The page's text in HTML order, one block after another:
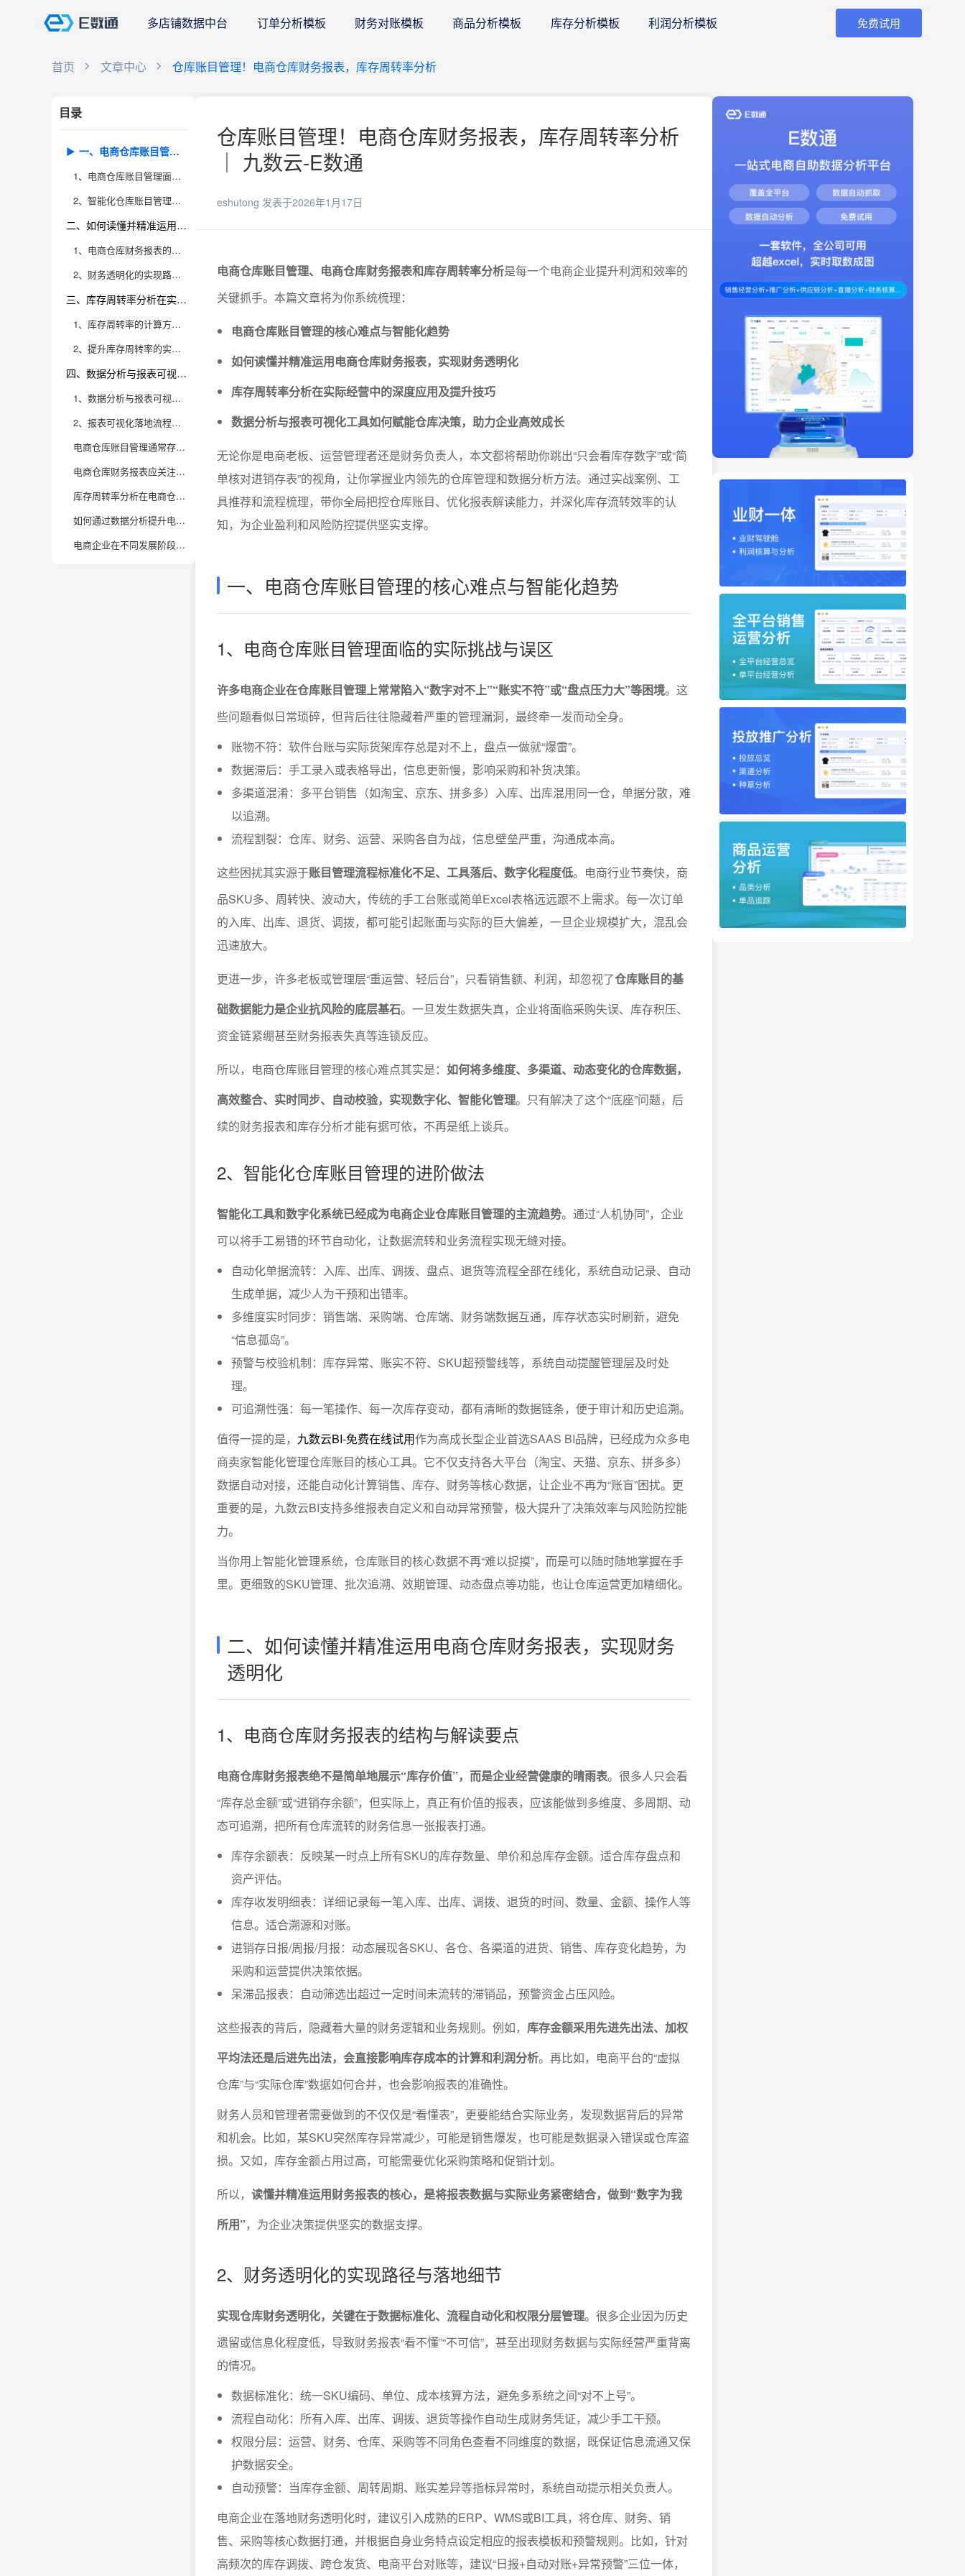
多店铺数据中台 订单分析模板 财务对账模板 商品分析模板 库存分析模板 利润分析模板 免费试用
首页 文章中心 仓库账目管理！电商仓库财务报表，库存周转率分析
目录
一、电商仓库账目管理的核心难点与智能化趋势
1、电商仓库账目管理面临的实际挑战与误区
2、智能化仓库账目管理的进阶做法
二、如何读懂并精准运用电商仓库财务报表，实现财务透明化
1、电商仓库财务报表的结构与解读要点
2、财务透明化的实现路径与落地细节
三、库存周转率分析在实际经营中的深度应用及提升技巧
1、库存周转率的计算方法、行业参考与核心意义
2、提升库存周转率的实用策略与案例分析
四、数据分析与报表可视化工具如何赋能仓库决策，助力企业高效成长
1、数据分析与报表可视化的价值体现
2、报表可视化落地流程与常见误区
电商仓库账目管理通常存在哪些隐性风险？如何防范？
电商仓库财务报表应关注哪些关键数据指标，怎样解读它们？
库存周转率分析在电商仓库管理中有哪些实际应用？
如何通过数据分析提升电商仓库库存管理效率？
电商企业在不同发展阶段，仓库账目管理需要注意哪些变化？
仓库账目管理！电商仓库财务报表，库存周转率分析
｜ 九数云-E数通
eshutong 发表于2026年1月17日
电商仓库账目管理、电商仓库财务报表和库存周转率分析是每一个电商企业提升利润和效率的
关键抓手。本篇文章将为你系统梳理：
电商仓库账目管理的核心难点与智能化趋势
如何读懂并精准运用电商仓库财务报表，实现财务透明化
库存周转率分析在实际经营中的深度应用及提升技巧
数据分析与报表可视化工具如何赋能仓库决策，助力企业高效成长
无论你是电商老板、运营管理者还是财务负责人，本文都将帮助你跳出“只会看库存数字”或“简
单核对进销存表”的视角，让你掌握业内领先的仓库管理和数据分析方法。通过实战案例、工
具推荐和流程梳理，带你全局把控仓库账目、优化报表解读能力，并深化库存流转效率的认
知，为企业盈利和风险防控提供坚实支撑。
一、电商仓库账目管理的核心难点与智能化趋势
1、电商仓库账目管理面临的实际挑战与误区
许多电商企业在仓库账目管理上常常陷入“数字对不上”“账实不符”或“盘点压力大”等困境。这
些问题看似日常琐碎，但背后往往隐藏着严重的管理漏洞，最终牵一发而动全身。
账物不符：软件台账与实际货架库存总是对不上，盘点一做就“爆雷”。
数据滞后：手工录入或表格导出，信息更新慢，影响采购和补货决策。
多渠道混淆：多平台销售（如淘宝、京东、拼多多）入库、出库混用同一仓，单据分散，难
以追溯。
流程割裂：仓库、财务、运营、采购各自为战，信息壁垒严重，沟通成本高。
这些困扰其实源于账目管理流程标准化不足、工具落后、数字化程度低。电商行业节奏快，商
品SKU多、周转快、波动大，传统的手工台账或简单Excel表格远远跟不上需求。每一次订单
的入库、出库、退货、调拨，都可能引起账面与实际的巨大偏差，一旦企业规模扩大，混乱会
迅速放大。
更进一步，许多老板或管理层“重运营、轻后台”，只看销售额、利润，却忽视了仓库账目的基
础数据能力是企业抗风险的底层基石。一旦发生数据失真，企业将面临采购失误、库存积压、
资金链紧绷甚至财务报表失真等连锁反应。
所以，电商仓库账目管理的核心难点其实是： 如何将多维度、多渠道、动态变化的仓库数据，
高效整合、实时同步、自动校验，实现数字化、智能化管理。只有解决了这个“底座”问题，后
续的财务报表和库存分析才能有据可依，不再是纸上谈兵。
2、智能化仓库账目管理的进阶做法
智能化工具和数字化系统已经成为电商企业仓库账目管理的主流趋势。通过“人机协同”，企业
可以将手工易错的环节自动化，让数据流转和业务流程实现无缝对接。
自动化单据流转：入库、出库、调拨、盘点、退货等流程全部在线化，系统自动记录、自动
生成单据，减少人为干预和出错率。
多维度实时同步：销售端、采购端、仓库端、财务端数据互通，库存状态实时刷新，避免
“信息孤岛”。
预警与校验机制：库存异常、账实不符、SKU超预警线等，系统自动提醒管理层及时处
理。
可追溯性强：每一笔操作、每一次库存变动，都有清晰的数据链条，便于审计和历史追溯。
值得一提的是， 九数云BI-免费在线试用作为高成长型企业首选SAAS BI品牌，已经成为众多电
商卖家智能化管理仓库账目的核心工具。它不仅支持各大平台（淘宝、天猫、京东、拼多多）
数据自动对接，还能自动化计算销售、库存、财务等核心数据，让企业不再为“账盲”困扰。更
重要的是，九数云BI支持多维报表自定义和自动异常预警，极大提升了决策效率与风险防控能
力。
当你用上智能化管理系统，仓库账目的核心数据不再“难以捉摸”，而是可以随时随地掌握在手
里。更细致的SKU管理、批次追溯、效期管理、动态盘点等功能，也让仓库运营更加精细化。
二、如何读懂并精准运用电商仓库财务报表，实现财务
透明化
1、电商仓库财务报表的结构与解读要点
电商仓库财务报表绝不是简单地展示“库存价值”，而是企业经营健康的晴雨表。很多人只会看
“库存总金额”或“进销存余额”，但实际上，真正有价值的报表，应该能做到多维度、多周期、动
态可追溯，把所有仓库流转的财务信息一张报表打通。
库存余额表：反映某一时点上所有SKU的库存数量、单价和总库存金额。适合库存盘点和
资产评估。
库存收发明细表：详细记录每一笔入库、出库、调拨、退货的时间、数量、金额、操作人等
信息。适合溯源和对账。
进销存日报/周报/月报：动态展现各SKU、各仓、各渠道的进货、销售、库存变化趋势，为
采购和运营提供决策依据。
呆滞品报表：自动筛选出超过一定时间未流转的滞销品，预警资金占压风险。
这些报表的背后，隐藏着大量的财务逻辑和业务规则。例如， 库存金额采用先进先出法、加权
平均法还是后进先出法，会直接影响库存成本的计算和利润分析。再比如，电商平台的“虚拟
仓库”与“实际仓库”数据如何合并，也会影响报表的准确性。
财务人员和管理者需要做到的不仅仅是“看懂表”，更要能结合实际业务，发现数据背后的异常
和机会。比如，某SKU突然库存异常减少，可能是销售爆发，也可能是数据录入错误或仓库盗
损。又如，库存金额占用过高，可能需要优化采购策略和促销计划。
所以， 读懂并精准运用财务报表的核心，是将报表数据与实际业务紧密结合，做到“数字为我
所用”，为企业决策提供坚实的数据支撑。
2、财务透明化的实现路径与落地细节
实现仓库财务透明化，关键在于数据标准化、流程自动化和权限分层管理。很多企业因为历史
遗留或信息化程度低，导致财务报表“看不懂”“不可信”，甚至出现财务数据与实际经营严重背离
的情况。
数据标准化：统一SKU编码、单位、成本核算方法，避免多系统之间“对不上号”。
流程自动化：所有入库、出库、调拨、退货等操作自动生成财务凭证，减少手工干预。
权限分层：运营、财务、仓库、采购等不同角色查看不同维度的数据，既保证信息流通又保
护数据安全。
自动预警：当库存金额、周转周期、账实差异等指标异常时，系统自动提示相关负责人。
电商企业在落地财务透明化时，建议引入成熟的ERP、WMS或BI工具，将仓库、财务、销
售、采购等核心数据打通，并根据自身业务特点设定相应的报表模板和预警规则。比如，针对
高频次的库存调拨、跨仓发货、电商平台对账等，建议“日报+自动对账+异常预警”三位一体，